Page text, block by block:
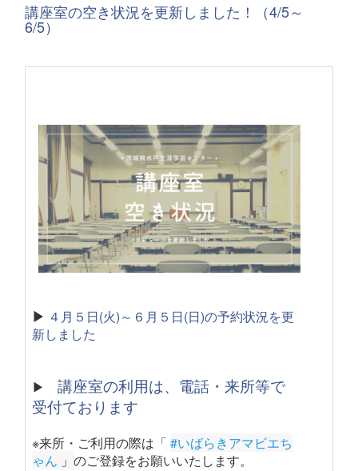
講座室の空き状況を更新しました！（4/5～
6/5）
▶ ４月５日(火)～６月５日(日)の予約状況を更
新しました
▶ 講座室の利用は、電話・来所等で
受付ております
※来所・ご利用の際は「 #いばらきアマビエち
ゃん 」 のご登録をお願いいたします。